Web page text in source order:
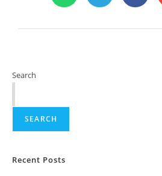
Search
SEARCH
Recent Posts